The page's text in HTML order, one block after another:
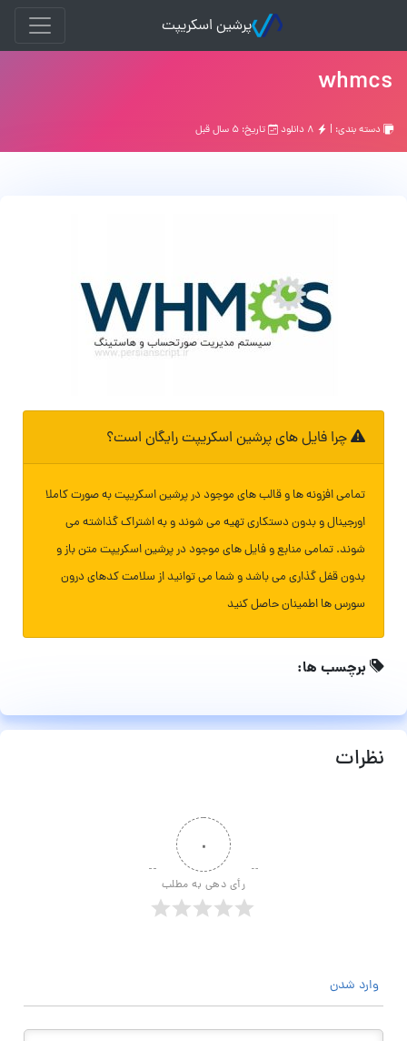
پرشین اسکریپت
whmcs
دسته بندی: | تاریخ: ۵ سال قبل
چرا فایل های پرشین اسکریپت رایگان است؟
تمامی افزونه ها و قالب های موجود در پرشین اسکریپت به صورت کاملا
اورجینال و بدون دستکاری تهیه می شوند و به اشتراک گذاشته می
شوند. تمامی منابع و فایل های موجود در پرشین اسکریپت متن باز و
بدون قفل گذاری می باشد و شما می توانید از سلامت کدهای درون
سورس ها اطمینان حاصل کنید
برچسب ها:
نظرات
۰
رأی دهی به مطلب
وارد شدن